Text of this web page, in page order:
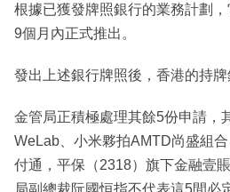
根據已獲發牌照銀行的業務計劃
9個月內正式推出。
發出上述銀行牌照後，香港的持牌
金管局正積極處理其餘5份申請，
WeLab、小米夥拍AMTD尚盛組
付通，平保（2318）旗下金融壹
局副總裁阮國恒指不代表這5間必